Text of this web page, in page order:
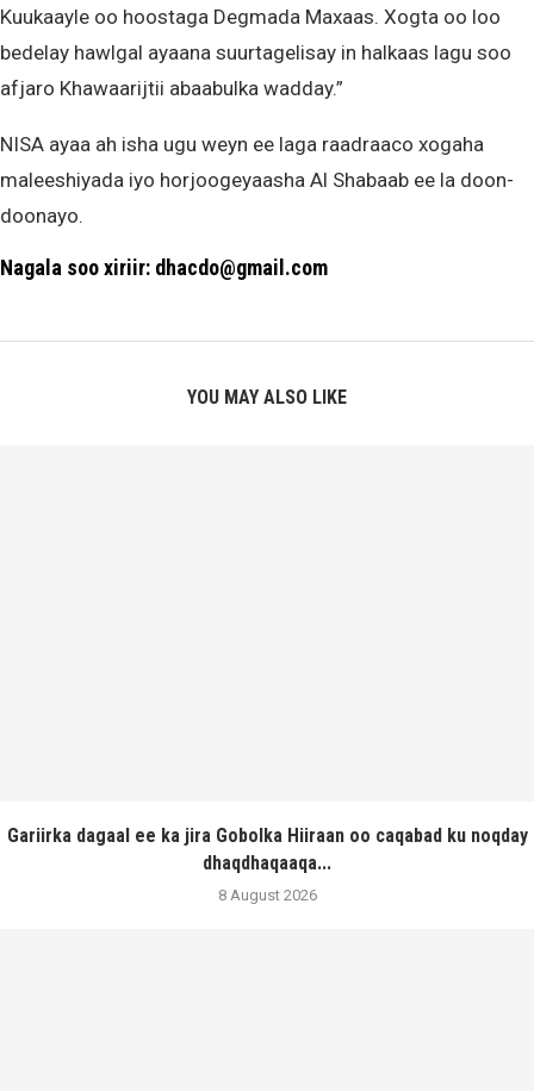
Kuukaayle oo hoostaga Degmada Maxaas. Xogta oo loo
bedelay hawlgal ayaana suurtagelisay in halkaas lagu soo
afjaro Khawaarijtii abaabulka wadday.”
NISA ayaa ah isha ugu weyn ee laga raadraaco xogaha
maleeshiyada iyo horjoogeyaasha Al Shabaab ee la doon-
doonayo.
Nagala soo xiriir: dhacdo@gmail.com
YOU MAY ALSO LIKE
Gariirka dagaal ee ka jira Gobolka Hiiraan oo caqabad ku noqday
dhaqdhaqaaqa...
8 August 2026